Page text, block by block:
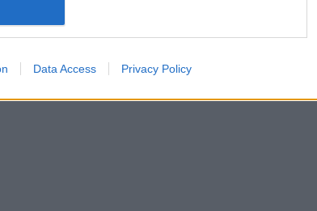
Data Access Privacy Policy